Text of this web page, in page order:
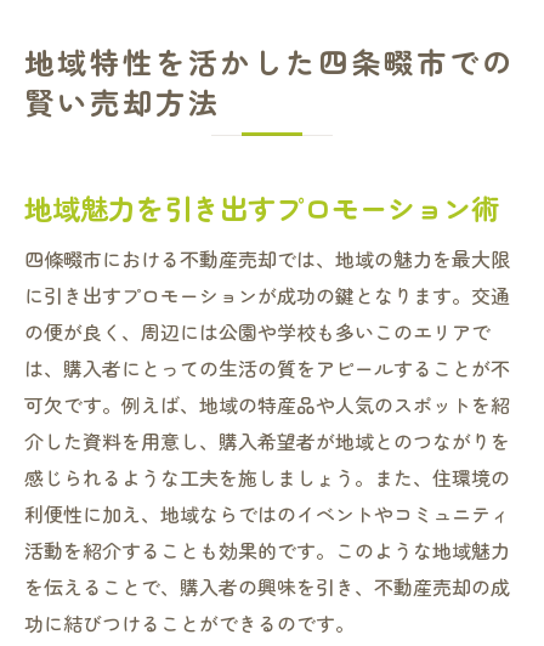
地域特性を活かした四条畷市での
賢い売却方法
地域魅力を引き出すプロモーション術
四條畷市における不動産売却では、地域の魅力を最大限
に引き出すプロモーションが成功の鍵となります。交通
の便が良く、周辺には公園や学校も多いこのエリアで
は、購入者にとっての生活の質をアピールすることが不
可欠です。例えば、地域の特産品や人気のスポットを紹
介した資料を用意し、購入希望者が地域とのつながりを
感じられるような工夫を施しましょう。また、住環境の
利便性に加え、地域ならではのイベントやコミュニティ
活動を紹介することも効果的です。このような地域魅力
を伝えることで、購入者の興味を引き、不動産売却の成
功に結びつけることができるのです。